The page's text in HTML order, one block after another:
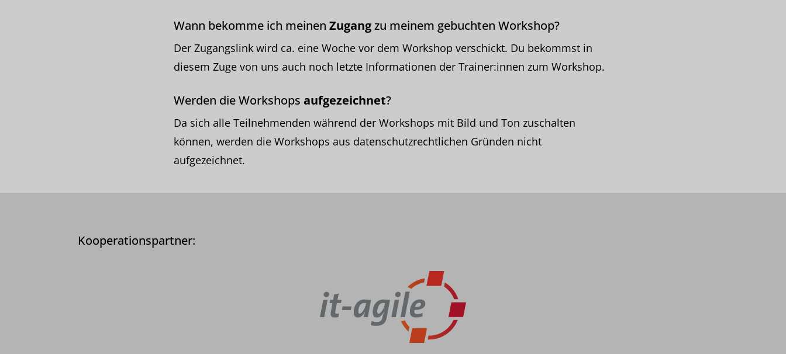
Wann bekomme ich meinen Zugangzu meinem gebuchten Workshop?
Der Zugangslink wird ca. eine Woche vor dem Workshop verschickt. Du bekommst in
diesem Zuge von uns auch noch letzte Informationen der Trainer:innen zum Workshop.
Werden die Workshops aufgezeichnet?
Da sich alle Teilnehmenden während der Workshops mit Bild und Ton zuschalten
können, werden die Workshops aus datenschutzrechtlichen Gründen nicht
aufgezeichnet.
Kooperationspartner: